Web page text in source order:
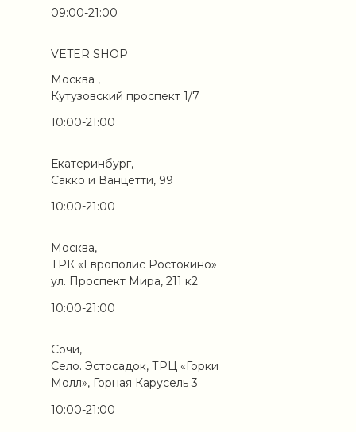
10:00-21:00
Сочи,
Село. Эстосадок, ТРЦ «Горки
Молл», Горная Карусель 3
10:00-21:00
Москва,
ТРК «Европолис Ростокино»
ул. Проспект Мира, 211 к2
10:00-21:00
Екатеринбург,
Сакко и Ванцетти, 99
09:00-21:00
VETER SHOP
Москва ,
Кутузовский проспект 1/7
10:00-21:00